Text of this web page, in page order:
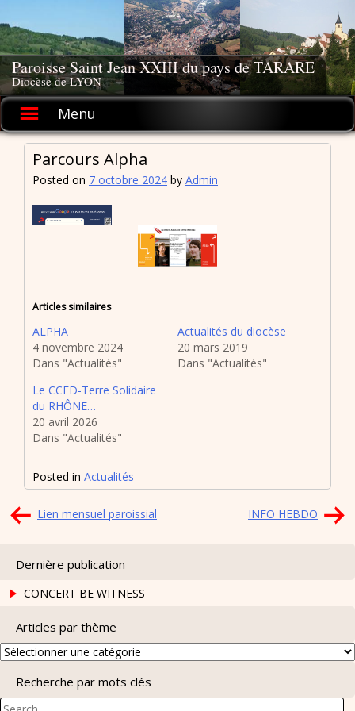
to
content
Paroisse Saint Jean XXIII du pays de TARARE
Diocèse de LYON
Menu
Parcours Alpha
Posted on 7 octobre 2024 by Admin
Articles similaires
ALPHA
4 novembre 2024
Dans "Actualités"
Actualités du diocèse
20 mars 2019
Dans "Actualités"
Le CCFD-Terre Solidaire
du RHÔNE…
20 avril 2026
Dans "Actualités"
Posted in Actualités
Navigation
l’article
Lien mensuel paroissial INFO HEBDO
Dernière publication
CONCERT BE WITNESS
Articles par thème
Articles
thèmeRecherche par mots clés
Search